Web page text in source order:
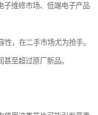
子维修市场、低端电子产品
，在二手市场尤为抢手。
至超过原厂新品。